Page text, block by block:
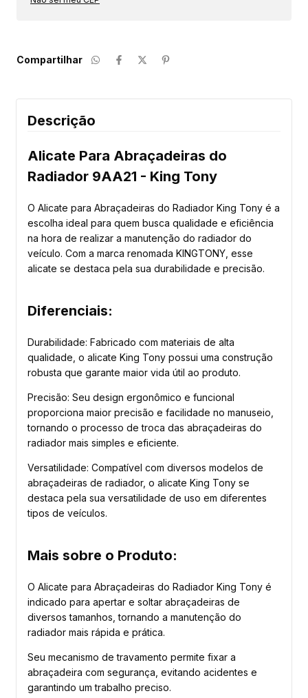
Compartilhar
Descrição
Alicate Para Abraçadeiras do
Radiador 9AA21 - King Tony
O Alicate para Abraçadeiras do Radiador King Tony é a
escolha ideal para quem busca qualidade e eficiência
na hora de realizar a manutenção do radiador do
veículo. Com a marca renomada KINGTONY, esse
alicate se destaca pela sua durabilidade e precisão.
Diferenciais:
Durabilidade: Fabricado com materiais de alta
qualidade, o alicate King Tony possui uma construção
robusta que garante maior vida útil ao produto.
Precisão: Seu design ergonômico e funcional
proporciona maior precisão e facilidade no manuseio,
tornando o processo de troca das abraçadeiras do
radiador mais simples e eficiente.
Versatilidade: Compatível com diversos modelos de
abraçadeiras de radiador, o alicate King Tony se
destaca pela sua versatilidade de uso em diferentes
tipos de veículos.
Mais sobre o Produto:
O Alicate para Abraçadeiras do Radiador King Tony é
indicado para apertar e soltar abraçadeiras de
diversos tamanhos, tornando a manutenção do
radiador mais rápida e prática.
Seu mecanismo de travamento permite fixar a
abraçadeira com segurança, evitando acidentes e
garantindo um trabalho preciso.